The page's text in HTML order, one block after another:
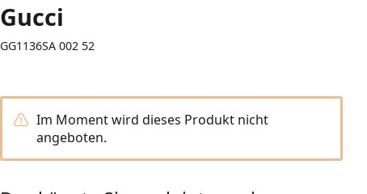
Gucci
GG1136SA 002 52
Im Moment wird dieses Produkt nicht
angeboten.